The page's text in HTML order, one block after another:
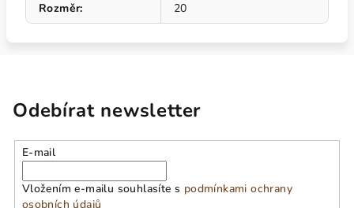
Rozměr: 20
Odebírat newsletter
E-mail
Vložením e-mailu souhlasíte s podmínkami ochrany
osobních údajů